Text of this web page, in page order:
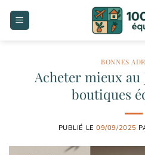
BONNES
Acheter mieux au
boutiques
PUBLIÉ LE09/09/2025